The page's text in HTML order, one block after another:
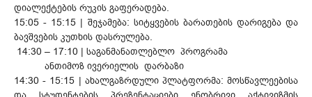
დიალექტების რუკის გაფერადება.
15:05 - 15:15 | შეჯამება: სიტყვების ბარათების დარიგება და
ბავშვების კუთხის დასრულება.
14:30 – 17:10 | საგანმანათლებლო პროგრამა
ანთიმოზ ივერიელის დარბაზი
14:30 - 15:15 | ახალგაზრდული პლატფორმა: მოსწავლეებისა